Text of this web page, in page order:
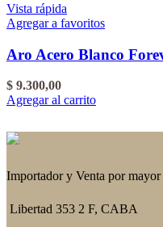
Vista rápida
Agregar a favoritos
Aro Acero Blanco
$ 9.300,00
Agregar al carrito
Importador y Venta por
Libertad 353 2 F, CABA